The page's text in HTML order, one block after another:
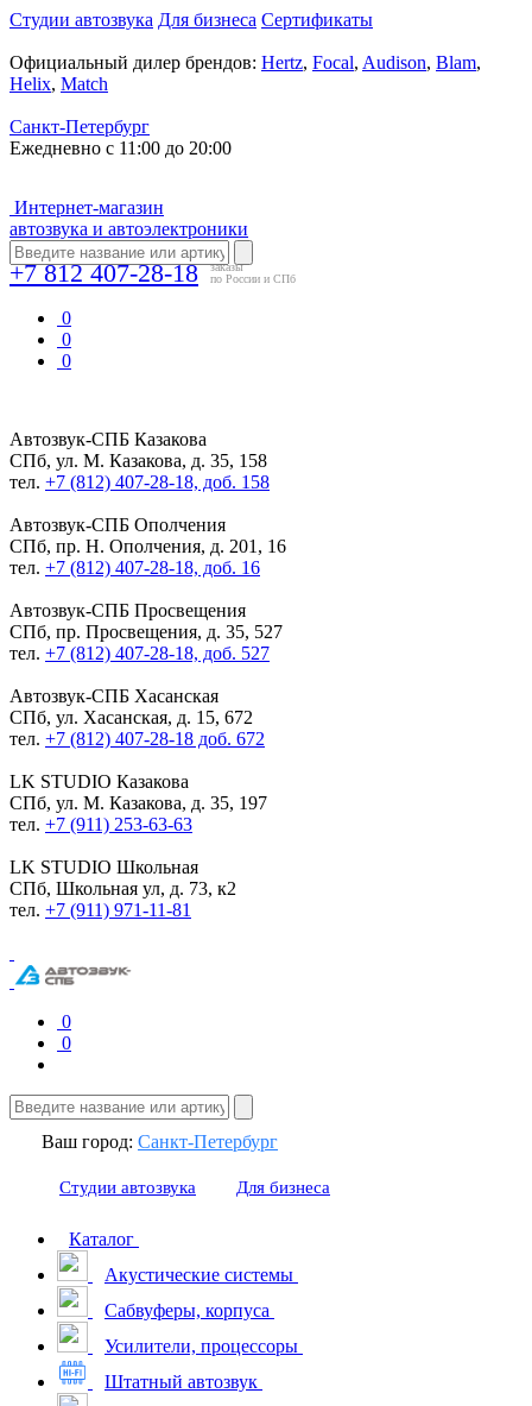
Студии автозвука Для бизнеса Сертификаты
Официальный дилер брендов: Hertz, Focal, Audison, Blam,
Helix, Match
Санкт-Петербург
Ежедневно с 11:00 до 20:00
Интернет-магазин
автозвука и автоэлектроники
+7 812 407-28-18
заказы
по России и СПб
0
0
0
Автозвук-СПБ Казакова
СПб, ул. М. Казакова, д. 35, 158
тел. +7 (812) 407-28-18, доб. 158
Автозвук-СПБ Ополчения
СПб, пр. Н. Ополчения, д. 201, 16
тел. +7 (812) 407-28-18, доб. 16
Автозвук-СПБ Просвещения
СПб, пр. Просвещения, д. 35, 527
тел. +7 (812) 407-28-18, доб. 527
Автозвук-СПБ Хасанская
СПб, ул. Хасанская, д. 15, 672
тел. +7 (812) 407-28-18 доб. 672
LK STUDIO Казакова
СПб, ул. М. Казакова, д. 35, 197
тел. +7 (911) 253-63-63
LK STUDIO Школьная
СПб, Школьная ул, д. 73, к2
тел. +7 (911) 971-11-81
0
0
Ваш город: Санкт-Петербург
Студии автозвука Для бизнеса
Каталог
Акустические системы
Сабвуферы, корпуса
Усилители, процессоры
Штатный автозвук